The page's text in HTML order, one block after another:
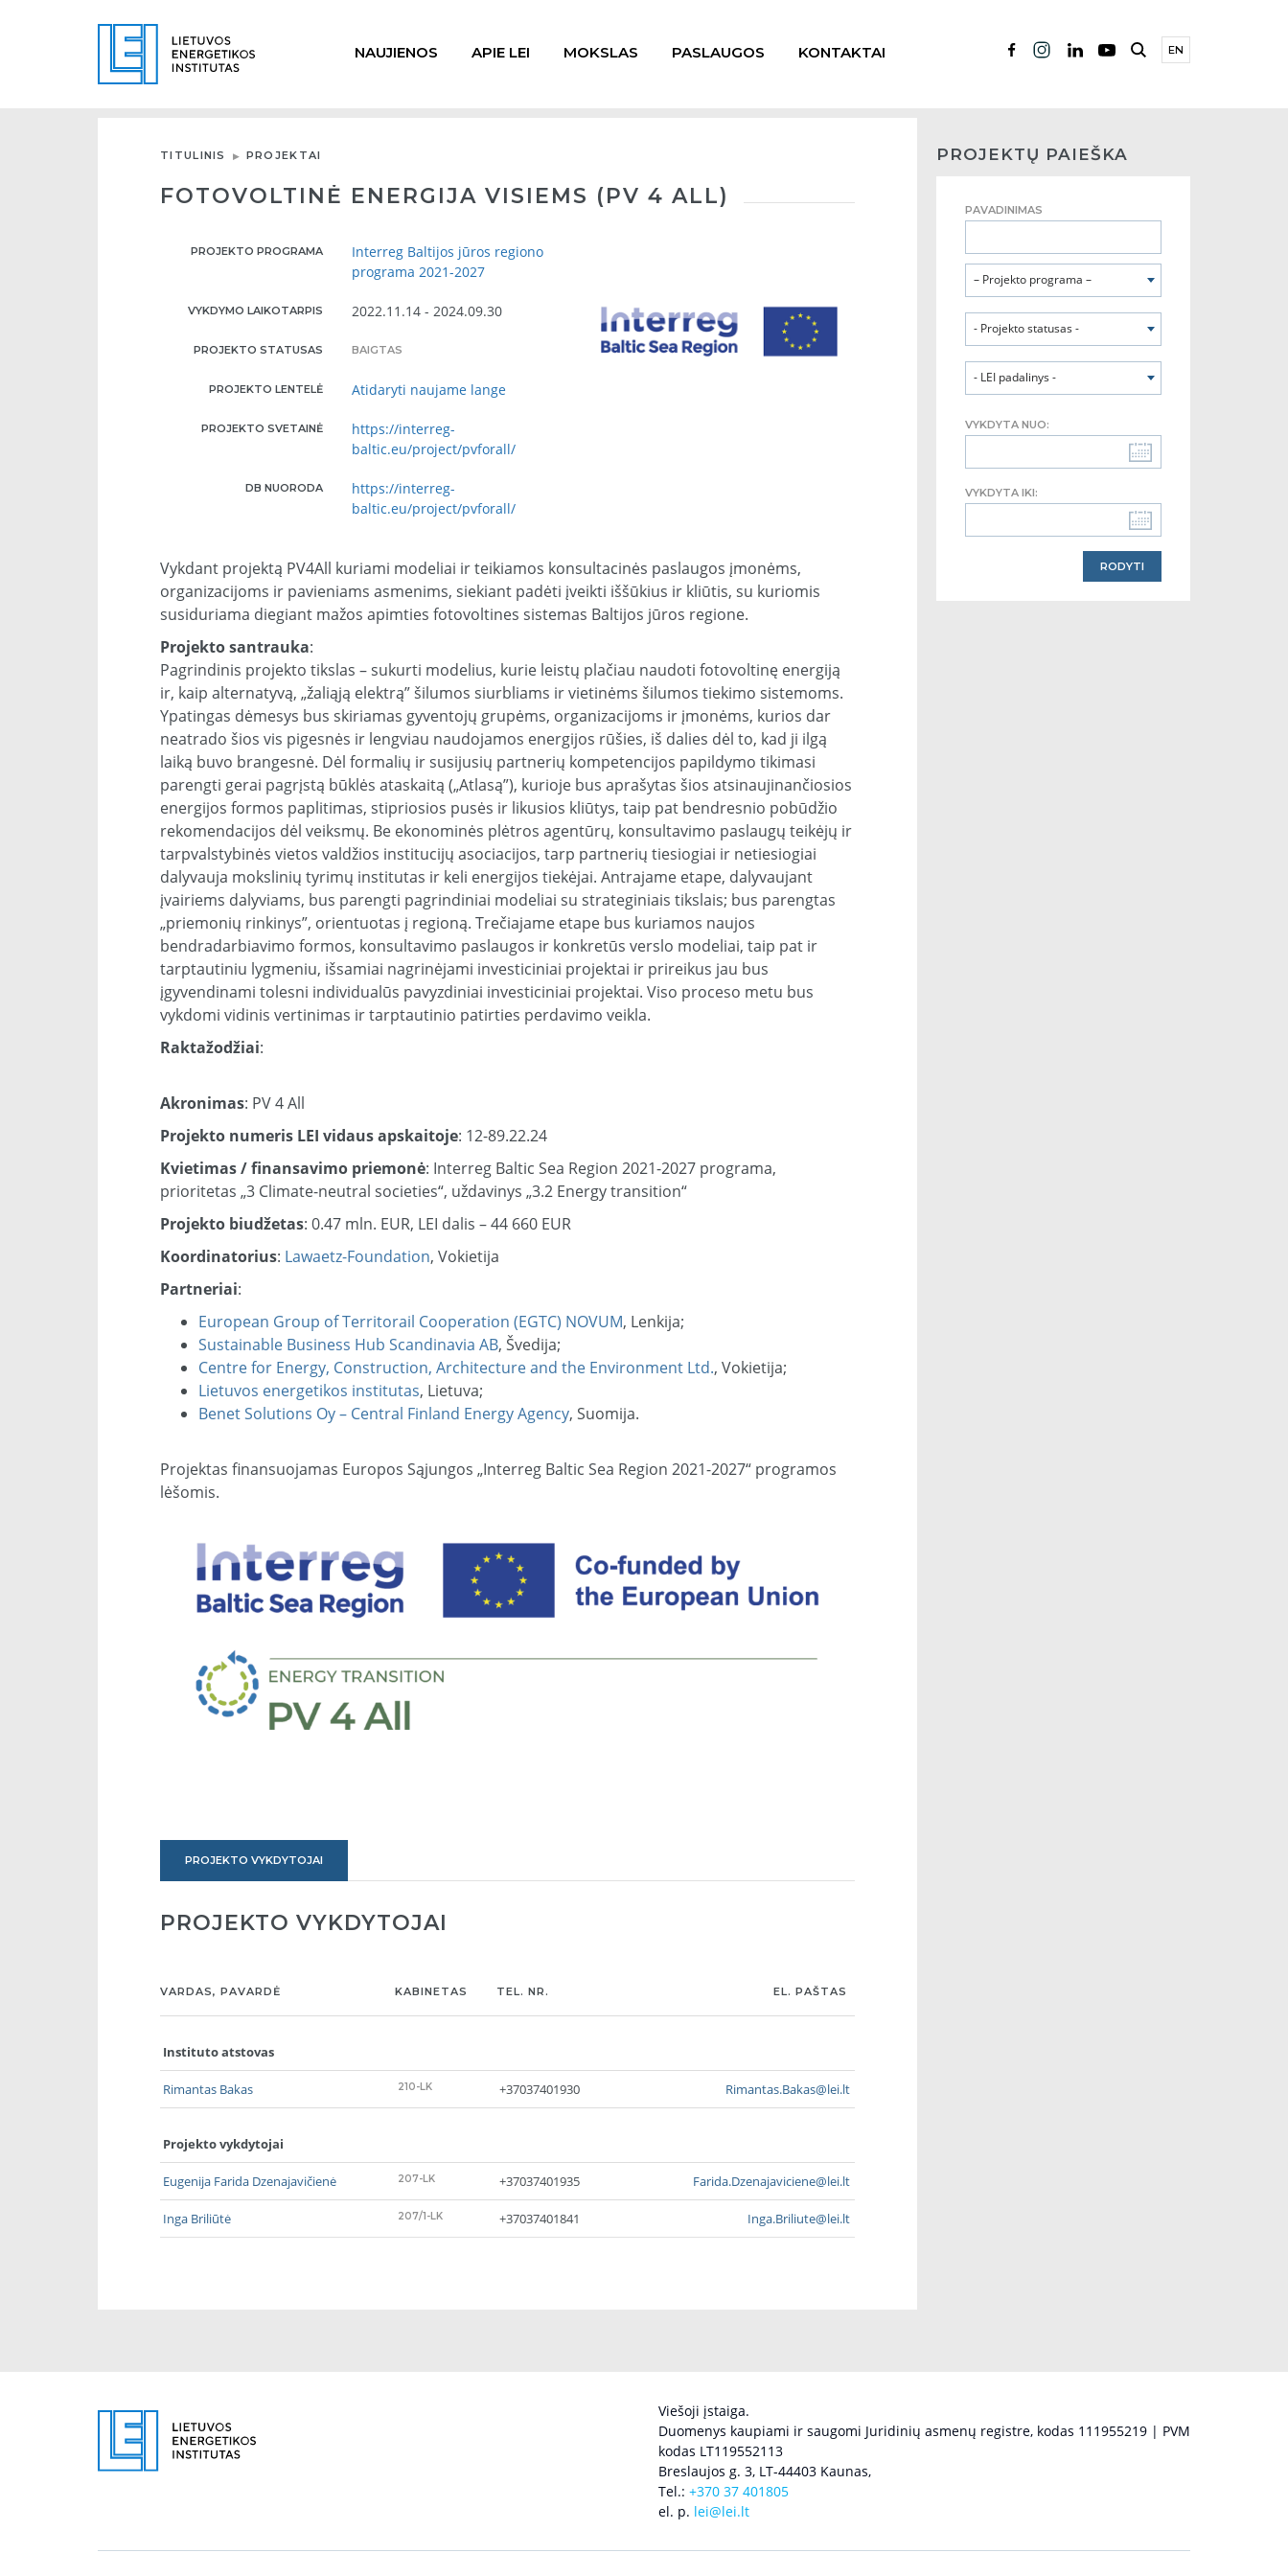
NAUJIENOS APIE LEI MOKSLAS PASLAUGOS KONTAKTAI EN
TITULINIS PROJEKTAI
FOTOVOLTINĖ ENERGIJA VISIEMS (PV 4 ALL)
PROJEKTO PROGRAMA
Interreg Baltijos jūros regiono
programa 2021-2027
VYKDYMO LAIKOTARPIS 2022.11.14 - 2024.09.30
PROJEKTO STATUSAS BAIGTAS
PROJEKTO LENTELĖ Atidaryti naujame lange
PROJEKTO SVETAINĖ
https://interreg-
baltic.eu/project/pvforall/
DB NUORODA
https://interreg-
baltic.eu/project/pvforall/
Vykdant projektą PV4All kuriami modeliai ir teikiamos konsultacinės paslaugos įmonėms,
organizacijoms ir pavieniams asmenims, siekiant padėti įveikti iššūkius ir kliūtis, su kuriomis
susiduriama diegiant mažos apimties fotovoltines sistemas Baltijos jūros regione.
Projekto santrauka:
Pagrindinis projekto tikslas – sukurti modelius, kurie leistų plačiau naudoti fotovoltinę energiją
ir, kaip alternatyvą, „žaliąją elektrą” šilumos siurbliams ir vietinėms šilumos tiekimo sistemoms.
Ypatingas dėmesys bus skiriamas gyventojų grupėms, organizacijoms ir įmonėms, kurios dar
neatrado šios vis pigesnės ir lengviau naudojamos energijos rūšies, iš dalies dėl to, kad ji ilgą
laiką buvo brangesnė. Dėl formalių ir susijusių partnerių kompetencijos papildymo tikimasi
parengti gerai pagrįstą būklės ataskaitą („Atlasą”), kurioje bus aprašytas šios atsinaujinančiosios
energijos formos paplitimas, stipriosios pusės ir likusios kliūtys, taip pat bendresnio pobūdžio
rekomendacijos dėl veiksmų. Be ekonominės plėtros agentūrų, konsultavimo paslaugų teikėjų ir
tarpvalstybinės vietos valdžios institucijų asociacijos, tarp partnerių tiesiogiai ir netiesiogiai
dalyvauja mokslinių tyrimų institutas ir keli energijos tiekėjai. Antrajame etape, dalyvaujant
įvairiems dalyviams, bus parengti pagrindiniai modeliai su strateginiais tikslais; bus parengtas
„priemonių rinkinys”, orientuotas į regioną. Trečiajame etape bus kuriamos naujos
bendradarbiavimo formos, konsultavimo paslaugos ir konkretūs verslo modeliai, taip pat ir
tarptautiniu lygmeniu, išsamiai nagrinėjami investiciniai projektai ir prireikus jau bus
įgyvendinami tolesni individualūs pavyzdiniai investiciniai projektai. Viso proceso metu bus
vykdomi vidinis vertinimas ir tarptautinio patirties perdavimo veikla.
Raktažodžiai:
Akronimas: PV 4 All
Projekto numeris LEI vidaus apskaitoje: 12-89.22.24
Kvietimas / finansavimo priemonė: Interreg Baltic Sea Region 2021-2027 programa,
prioritetas „3 Climate-neutral societies“, uždavinys „3.2 Energy transition“
Projekto biudžetas: 0.47 mln. EUR, LEI dalis – 44 660 EUR
Koordinatorius: Lawaetz-Foundation, Vokietija
Partneriai:
European Group of Territorail Cooperation (EGTC) NOVUM, Lenkija;
Sustainable Business Hub Scandinavia AB, Švedija;
Centre for Energy, Construction, Architecture and the Environment Ltd., Vokietija;
Lietuvos energetikos institutas, Lietuva;
Benet Solutions Oy – Central Finland Energy Agency, Suomija.
Projektas finansuojamas Europos Sąjungos „Interreg Baltic Sea Region 2021-2027“ programos
lėšomis.
PROJEKTO VYKDYTOJAI
PROJEKTO VYKDYTOJAI
VARDAS, PAVARDĖ KABINETAS TEL. NR. EL. PAŠTAS
Instituto atstovas
Rimantas Bakas 210-LK +37037401930 Rimantas.Bakas@lei.lt
Projekto vykdytojai
Eugenija Farida Dzenajavičienė 207-LK +37037401935 Farida.Dzenajaviciene@lei.lt
Inga Briliūtė 207/1-LK +37037401841 Inga.Briliute@lei.lt
PROJEKTŲ PAIEŠKA
PAVADINIMAS
– Projekto programa –
- Projekto statusas -
- LEI padalinys -
VYKDYTA NUO:
VYKDYTA IKI:
Viešoji įstaiga.
Duomenys kaupiami ir saugomi Juridinių asmenų registre, kodas 111955219 | PVM
kodas LT119552113
Breslaujos g. 3, LT-44403 Kaunas,
Tel.: +370 37 401805
el. p. lei@lei.lt